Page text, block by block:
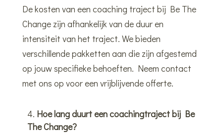
De kosten van een coaching traject bij Be The
Change zijn afhankelijk van de duur en
intensiteit van het traject. We bieden
verschillende pakketten aan die zijn afgestemd
op jouw specifieke behoeften. Neem contact
met ons op voor een vrijblijvende offerte.
Hoe lang duurt een coachingtraject bij Be
The Change?